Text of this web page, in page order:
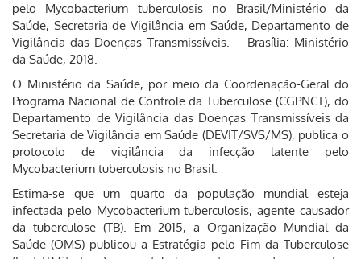
pelo Mycobacterium tuberculosis no Brasil/Ministério da
Saúde, Secretaria de Vigilância em Saúde, Departamento de
Vigilância das Doenças Transmissíveis. – Brasília: Ministério
da Saúde, 2018.
O Ministério da Saúde, por meio da Coordenação-Geral do
Programa Nacional de Controle da Tuberculose (CGPNCT), do
Departamento de Vigilância das Doenças Transmissíveis da
Secretaria de Vigilância em Saúde (DEVIT/SVS/MS), publica o
protocolo de vigilância da infecção latente pelo
Mycobacterium tuberculosis no Brasil.
Estima-se que um quarto da população mundial esteja
infectada pelo Mycobacterium tuberculosis, agente causador
da tuberculose (TB). Em 2015, a Organização Mundial da
Saúde (OMS) publicou a Estratégia pelo Fim da Tuberculose